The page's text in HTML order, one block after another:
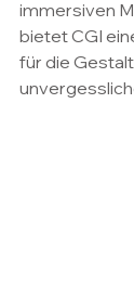
immersiven
bietet CGI
für die